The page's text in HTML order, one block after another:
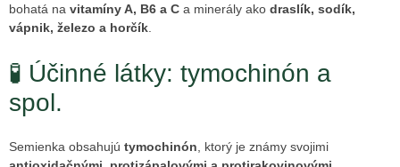
bohatá na vitamíny A, B6 a C a minerály ako draslík, sodík,
vápnik, železo a horčík
🧪 Účinné látky: tymochinón a
spol.
Semienka obsahujú tymochinón , ktorý je známy svojimi